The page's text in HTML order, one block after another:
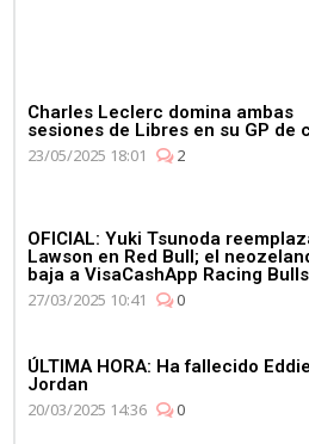
Charles Leclerc domina ambas
sesiones de Libres en su GP de
23/05/2025 18:01
2
OFICIAL: Yuki Tsunoda
Lawson en Red Bull; el
baja a VisaCashApp Racing Bulls
27/03/2025 10:41
0
ÚLTIMA HORA: Ha fallecido Eddie
Jordan
20/03/2025 14:36
0